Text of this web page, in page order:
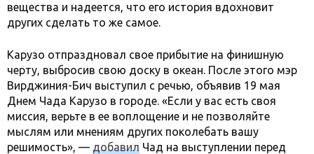
вещества и надеется, что его история вдохновит
других сделать то же самое.
Карузо отпраздновал свое прибытие на финишную
черту, выбросив свою доску в океан. После этого мэр
Вирджиния-Бич выступил с речью, объявив 19 мая
Днем Чада Карузо в городе. «Если у вас есть своя
миссия, верьте в ее воплощение и не позволяйте
мыслям или мнениям других поколебать вашу
решимость», — добавил Чад на выступлении перед